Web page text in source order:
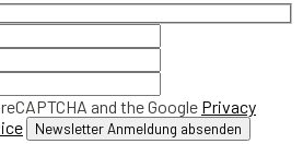
and the Google Privacy